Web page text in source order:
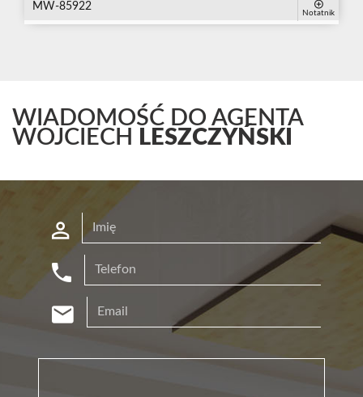
MW-85922
Notatnik
WIADOMOŚĆ DO AGENTA
WOJCIECH
LESZCZYŃSKI